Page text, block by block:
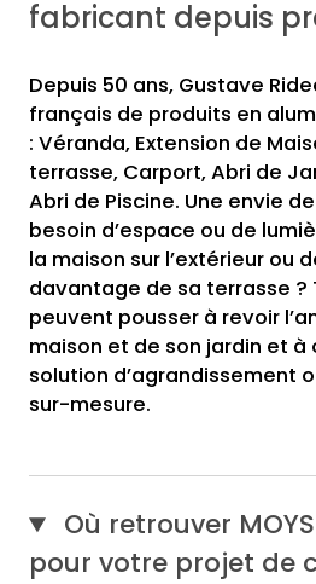
fabricant depuis
Depuis 50 ans, Gustave
français de produits en
: Véranda, Extension de
terrasse, Carport, Abri de
Abri de Piscine. Une envie
besoin d’espace ou de
la maison sur l’extérieur ou
davantage de sa terrasse ?
peuvent pousser à revoir
maison et de son jardin et à
solution d’agrandissement
sur-mesure.
Où retrouver
pour votre projet de